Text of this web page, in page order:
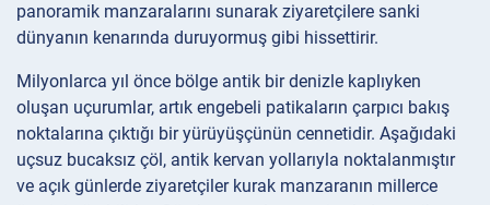
panoramik manzaralarını sunarak ziyaretçilere sanki
dünyanın kenarında duruyormuş gibi hissettirir.
Milyonlarca yıl önce bölge antik bir denizle kaplıyken
oluşan uçurumlar, artık engebeli patikaların çarpıcı bakış
noktalarına çıktığı bir yürüyüşçünün cennetidir. Aşağıdaki
uçsuz bucaksız çöl, antik kervan yollarıyla noktalanmıştır
ve açık günlerde ziyaretçiler kurak manzaranın millerce